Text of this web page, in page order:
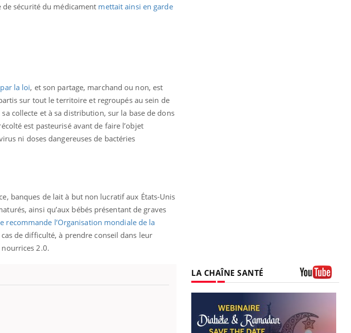
de sécurité du médicament mettait ainsi en garde
la loi, et son partage, marchand ou non, est
sur tout le territoire et regroupés au sein de
collecte et à sa distribution, sur la base de dons
est pasteurisé avant de faire l’objet
ni doses dangereuses de bactéries
banques de lait à but non lucratif aux États-Unis
ainsi qu’aux bébés présentant de graves
recommande l’Organisation mondiale de la
de difficulté, à prendre conseil dans leur
2.0.
LA CHAÎNE SANTÉ